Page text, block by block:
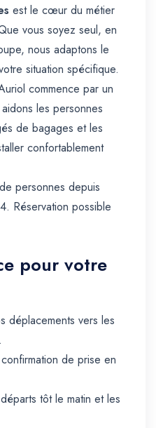
est le cœur du métier
vous soyez seul, en
nous adaptons le
situation spécifique.
commence par un
les personnes
de bagages et les
confortablement
personnes depuis
Réservation possible
pour votre
déplacements vers les
de prise en
tôt le matin et les